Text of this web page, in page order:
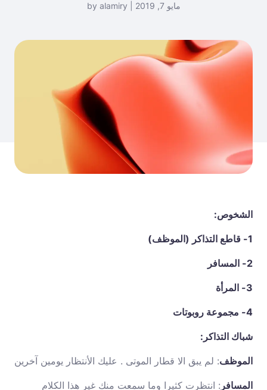
مايو 7, 2019 | by alamiry
الشخوص:
1- قاطع التذاكر (الموظف)
2- المسافر
3- المرأة
4- مجموعة روبوتات
شباك التذاكر:
الموظف: لم يبق الا قطار الموتى . عليك الأنتظار يومين آخرين
المسافر : انتظرت كثيرا وما سمعت منك غير هذا الكلام